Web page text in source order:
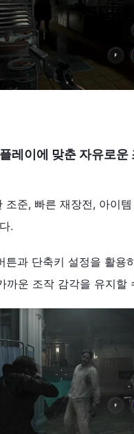
레이에 맞춘 자유로운
조준, 빠른 재장전, 아이
.
튼과 단축키 설정을 활용
까운 조작 감각을 유지할